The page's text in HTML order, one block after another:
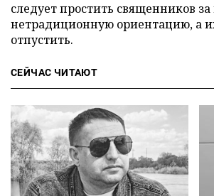
следует простить священников за
нетрадиционную ориентацию, а
отпустить.
СЕЙЧАС ЧИТАЮТ